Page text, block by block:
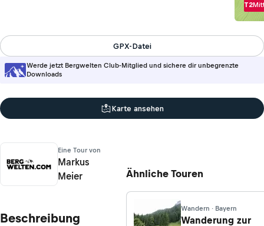
T2
Werde jetzt Bergwelten Club-Mitglied und sichere dir unbegrenzte
Downloads
GPX-Datei
Karte ansehen
Eine Tour von
Markus
Meier
Beschreibung
Ähnliche Touren
Wandern · Bayern
Wanderung zur